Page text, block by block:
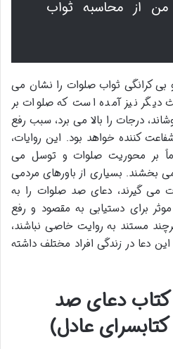
من از محاسبه ثواب
کرانگی ثواب صلوات را نشان می
دیگر نیز آمده است که صلوات بر
درجات را بالا می برد، سبب رفع
کننده خواهد بود. این روایات،
بر محوریت صلوات و توسل می
بخشند. بسیاری از باورهای مردمی
می گیرند، دعای صد صلوات را به
برای دستیابی به مقصود و رفع
مستند به روایت خاصی نباشند،
دعا در زندگی افراد مختلف داشته
دعای صد
عادل)